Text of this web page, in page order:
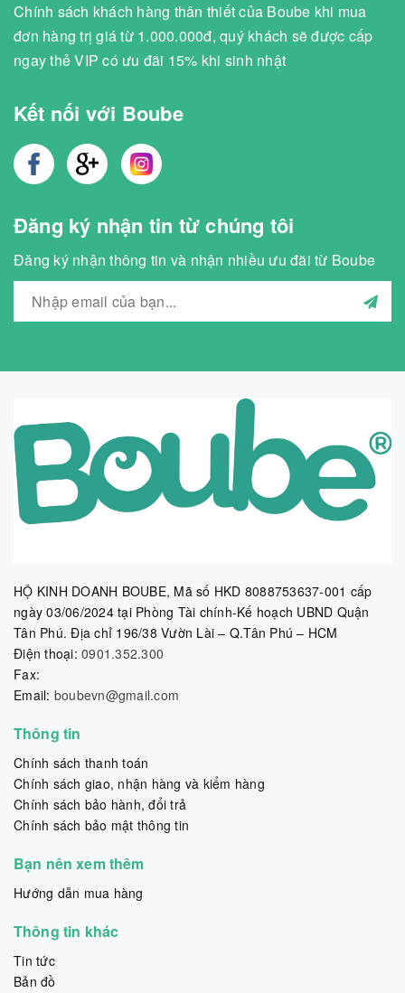
Chính sách khách hàng thân thiết của Boube khi mua
đơn hàng trị giá từ 1.000.000đ, quý khách sẽ được cấp
ngay thẻ VIP có ưu đãi 15% khi sinh nhật
Kết nối với Boube
Đăng ký nhận tin từ chúng tôi
Đăng ký nhận thông tin và nhận nhiều ưu đãi từ Boube
HỘ KINH DOANH BOUBE, Mã số HKD 8088753637-001 cấp
ngày 03/06/2024 tại Phòng Tài chính-Kế hoạch UBND Quận
Tân Phú. Địa chỉ 196/38 Vườn Lài – Q.Tân Phú – HCM
Điện thoại: 0901.352.300
Fax:
Email: boubevn@gmail.com
Thông tin
Chính sách thanh toán
Chính sách giao, nhận hàng và kiểm hàng
Chính sách bảo hành, đổi trả
Chính sách bảo mật thông tin
Bạn nên xem thêm
Hướng dẫn mua hàng
Thông tin khác
Tin tức
Bản đồ